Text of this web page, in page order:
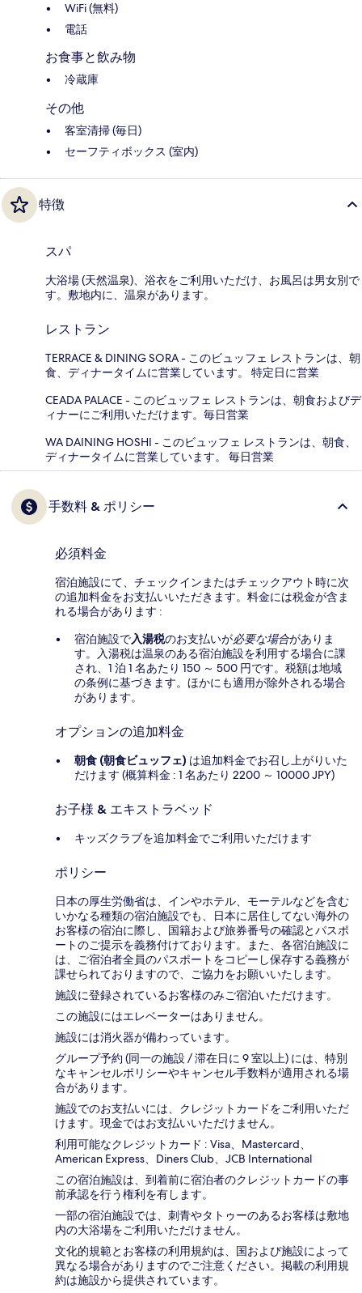
WiFi (無料)
電話
お食事と飲み物
冷蔵庫
その他
客室清掃 (毎日)
セーフティボックス (室内)
特徴
スパ
大浴場 (天然温泉)、浴衣をご利用いただけ、お風呂は男女別で
す。敷地内に、温泉があります。
レストラン
TERRACE & DINING SORA - このビュッフェ レストランは、朝
食、ディナータイムに営業しています。 特定日に営業
CEADA PALACE - このビュッフェ レストランは、朝食およびデ
ィナーにご利用いただけます。毎日営業
WA DAINING HOSHI - このビュッフェ レストランは、朝食、
ディナータイムに営業しています。 毎日営業
手数料 & ポリシー
必須料金
宿泊施設にて、チェックインまたはチェックアウト時に次
の追加料金をお支払いいただきます。料金には税金が含ま
れる場合があります :
宿泊施設で入湯税のお支払いが必要な場合がありま
す。入湯税は温泉のある宿泊施設を利用する場合に課
され、1 泊 1 名あたり 150 ～ 500 円です。税額は地域
の条例に基づきます。ほかにも適用が除外される場合
があります。
オプションの追加料金
朝食 (朝食ビュッフェ) は追加料金でお召し上がりいた
だけます (概算料金 : 1 名あたり 2200 ～ 10000 JPY)
お子様 & エキストラベッド
キッズクラブを追加料金でご利用いただけます
ポリシー
日本の厚生労働省は、インやホテル、モーテルなどを含む
いかなる種類の宿泊施設でも、日本に​居住してない海外の
お客様の宿泊に際し、国籍および旅券番号の確認とパスポ
ートのご提示を義務付け​ております。また、各宿泊施設に
は、ご宿泊者全員のパスポートをコピーし保存する義務が
課せられておりますの​で、ご協力をお願いいたします。
施設に登録されているお客様のみご宿泊いただけます。
この施設にはエレベーターはありません。
施設には消火器が備わっています。
グループ予約 (同一の施設 / 滞在日に 9 室以上) には、特別
なキャンセルポリシーやキャンセル手数料が適用される場
合があります。
施設でのお支払いには、クレジットカードをご利用いただ
けます。現金ではお支払いいただけません。
利用可能なクレジットカード : Visa、Mastercard、
American Express、Diners Club、JCB International
この宿泊施設は、到着前に宿泊者のクレジットカードの事
前承認を行う権利を有します。
一部の宿泊施設では、刺青やタトゥーのあるお客様は敷地
内の大浴場をご利用いただけません。
文化的規範とお客様の利用規約は、国および施設によって
異なる場合がありますのでご注意ください。掲載の利用規
約は施設から提供されています。